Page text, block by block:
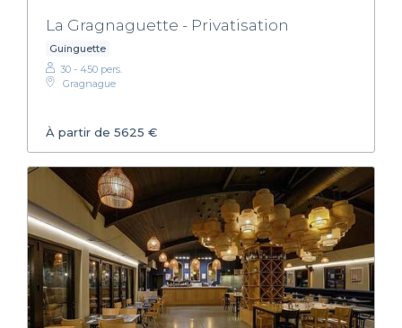
La Gragnaguette - Privatisation
Guinguette
30 - 450 pers.
Gragnague
À partir de 5625 €